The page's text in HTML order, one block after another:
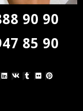
90 90
85 90